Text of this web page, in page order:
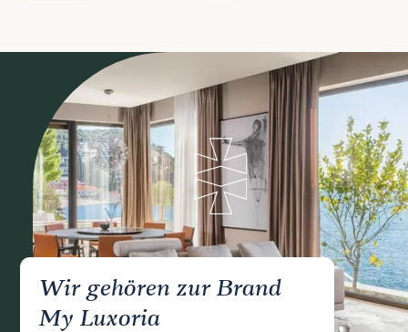
Wir gehören zur Brand
My Luxoria